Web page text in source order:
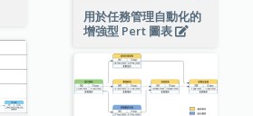
用於任務管理自動化的
增強型 Pert 圖表